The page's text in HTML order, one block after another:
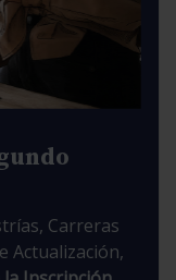
Carreras
Actualización,